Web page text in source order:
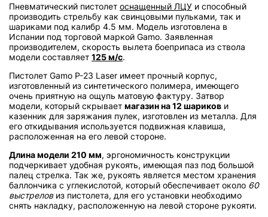
Пневматический пистолет оснащенный ЛЦУ и способный
производить стрельбу как свинцовыми пульками, так и
шариками под калибр 4.5 мм. Модель изготовлена в
Испании под торговой маркой Gamo. Заявленная
производителем, скорость вылета боеприпаса из ствола
модели составляет 125 м/с.
Пистолет Gamo P-23 Laser имеет прочный корпус,
изготовленный из синтетического полимера, имеющего
очень приятную на ощупь матовую фактуру. Затвор
модели, который скрывает магазин на 12 шариков и
казенник для заряжания пулек, изготовлен из металла. Для
его откидывания используется подвижная клавиша,
расположенная на его левой стороне.
Длина модели 210 мм, эргономичность конструкции
подчеркивает удобная рукоять, имеющая паз под большой
палец стрелка. Так же, рукоять является местом хранения
баллончика с углекислотой, который обеспечивает около 60
выстреловиз пистолета, для его установки необходимо
снять накладку, расположенную на левой стороне рукояти.